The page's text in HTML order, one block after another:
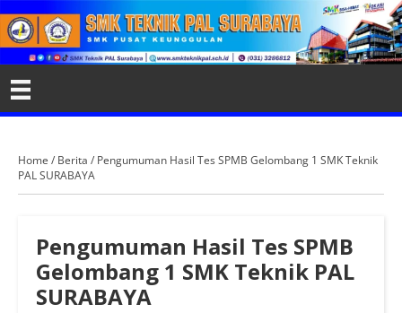
Home / Berita / Pengumuman Hasil Tes SPMB Gelombang 1 SMK Teknik
PAL SURABAYA
Pengumuman Hasil Tes SPMB
Gelombang 1 SMK Teknik PAL
SURABAYA